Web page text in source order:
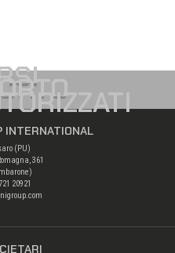
INTERNATIONAL
(PU)
361
20921